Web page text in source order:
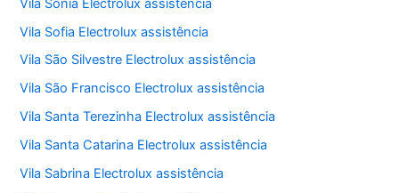
Vila Sofia Electrolux assistência
Vila São Silvestre Electrolux assistência
Vila São Francisco Electrolux assistência
Vila Santa Terezinha Electrolux assistência
Vila Santa Catarina Electrolux assistência
Vila Sabrina Electrolux assistência